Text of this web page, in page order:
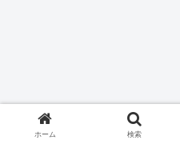
ホーム 検索